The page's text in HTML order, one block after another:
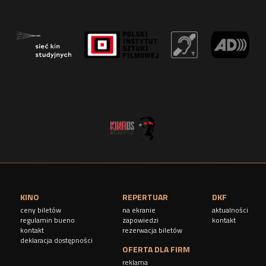
KINO
ceny biletów
regulamin bueno
kontakt
deklaracja dostępności
REPERTUAR
na ekranie
zapowiedzi
rezerwacja biletów
DKF
aktualności
kontakt
OFERTA DLA FIRM
reklama